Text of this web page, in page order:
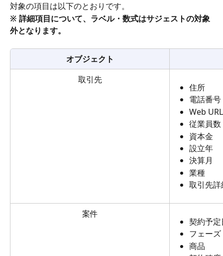
対象の項目は以下のとおりです。
※ 詳細項目について、ラベル・数式はサジェストの対象
外となります。
オブジェクト
取引先
住所
電話番号
Web URL
従業員数
資本金
設立年
決算月
業種
取引先
案件
契約予定
フェーズ
商品